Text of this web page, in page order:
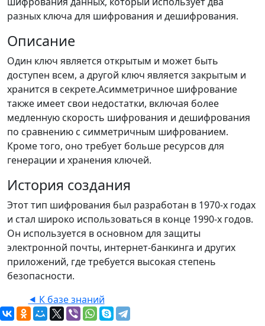
разных ключа для шифрования и дешифрования.
Описание
Один ключ является открытым и может быть
доступен всем, а другой ключ является закрытым и
хранится в секрете.Асимметричное шифрование
также имеет свои недостатки, включая более
медленную скорость шифрования и дешифрования
по сравнению с симметричным шифрованием.
Кроме того, оно требует больше ресурсов для
генерации и хранения ключей.
История создания
Этот тип шифрования был разработан в 1970-х годах
и стал широко использоваться в конце 1990-х годов.
Он используется в основном для защиты
электронной почты, интернет-банкинга и других
приложений, где требуется высокая степень
безопасности.
⯇ К базе знаний